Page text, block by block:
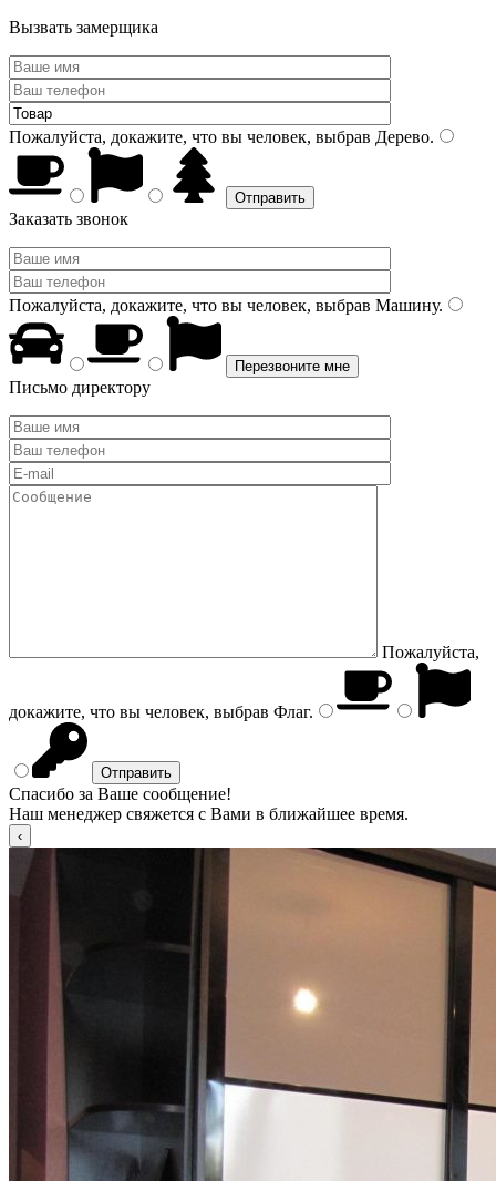
Вызвать замерщика
Пожалуйста, докажите, что вы человек, выбрав Дерево.
Заказать звонок
Пожалуйста, докажите, что вы человек, выбрав Машину.
Письмо директору
Пожалуйста,
докажите, что вы человек, выбрав Флаг.
Спасибо за Ваше сообщение!
Наш менеджер свяжется с Вами в ближайшее время.